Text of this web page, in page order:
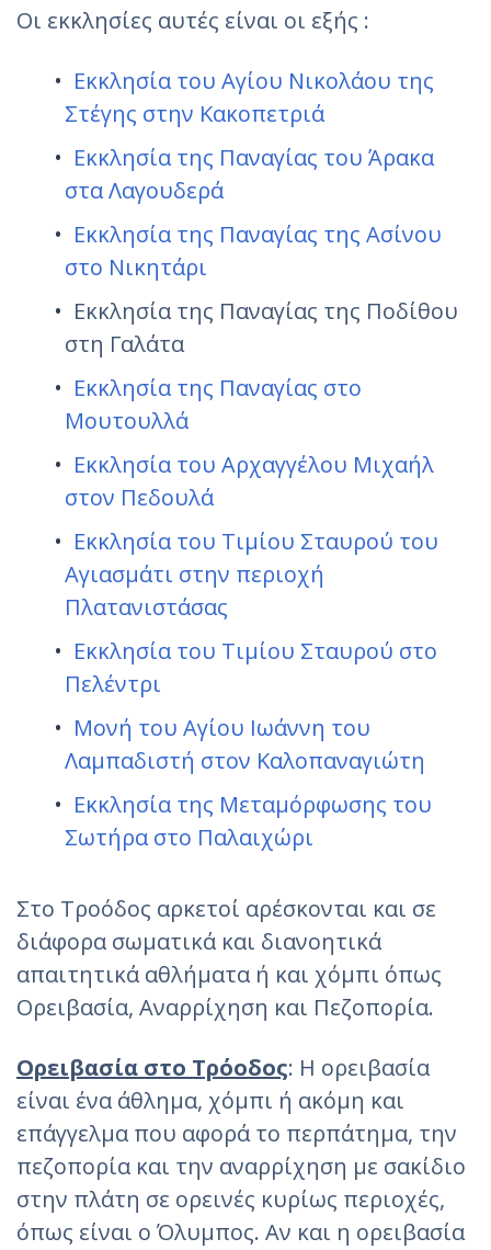
Οι εκκλησίες αυτές είναι οι εξής :
Εκκλησία του Αγίου Νικολάου της
Στέγης στην Κακοπετριά
Εκκλησία της Παναγίας του Άρακα
στα Λαγουδερά
Εκκλησία της Παναγίας της Ασίνου
στο Νικητάρι
Εκκλησία της Παναγίας της Ποδίθου
στη Γαλάτα
Εκκλησία της Παναγίας στο
Μουτουλλά
Εκκλησία του Αρχαγγέλου Μιχαήλ
στον Πεδουλά
Εκκλησία του Τιμίου Σταυρού του
Αγιασμάτι στην περιοχή
Πλατανιστάσας
Εκκλησία του Τιμίου Σταυρού στο
Πελέντρι
Μονή του Αγίου Ιωάννη του
Λαμπαδιστή στον Καλοπαναγιώτη
Εκκλησία της Μεταμόρφωσης του
Σωτήρα στο Παλαιχώρι
Στο Τροόδος αρκετοί αρέσκονται και σε
διάφορα σωματικά και διανοητικά
απαιτητικά αθλήματα ή και χόμπι όπως
Ορειβασία, Αναρρίχηση και Πεζοπορία.
Ορειβασία στο Τρόοδος: H ορειβασία
είναι ένα άθλημα, χόμπι ή ακόμη και
επάγγελμα που αφορά το περπάτημα, την
πεζοπορία και την αναρρίχηση με σακίδιο
στην πλάτη σε ορεινές κυρίως περιοχές,
όπως είναι ο Όλυμπος. Αν και η ορειβασία